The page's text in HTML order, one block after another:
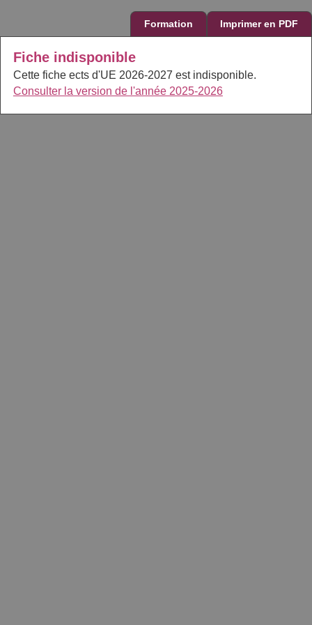
Formation Imprimer en PDF
Fiche indisponible
Cette fiche ects d'UE 2026-2027 est indisponible.
Consulter la version de l'année 2025-2026